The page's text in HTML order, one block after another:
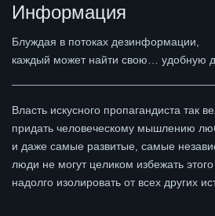
Информация
Блуждая в потоках дезинформации,
каждый может найти свою… удобную
Власть искусного пропагандиста так
придать человеческому мышлению
и даже самые развитые, самые
люди не могут целиком избежать
надолго изолировать от всех других